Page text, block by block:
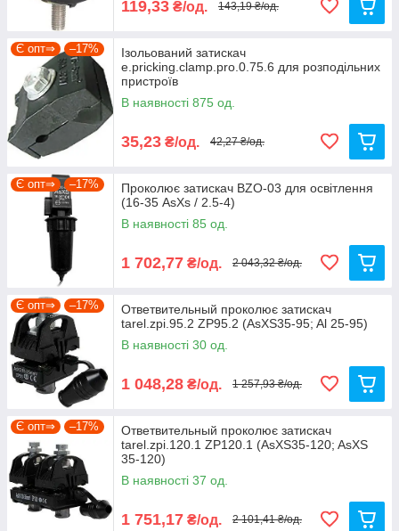
119,33 ₴/од. 143,19 ₴/од.
Є опт⇒ –17%
Ізольований затискач
e.pricking.clamp.pro.0.75.6 для розподільних
пристроїв
В наявності 875 од.
35,23 ₴/од. 42,27 ₴/од.
Є опт⇒ –17%
Проколює затискач BZO-03 для освітлення
(16-35 AsXs / 2.5-4)
В наявності 85 од.
1 702,77 ₴/од. 2 043,32 ₴/од.
Є опт⇒ –17%
Ответвительный проколює затискач
tarel.zpi.95.2 ZP95.2 (AsXS35-95; Al 25-95)
В наявності 30 од.
1 048,28 ₴/од. 1 257,93 ₴/од.
Є опт⇒ –17%
Ответвительный проколює затискач
tarel.zpi.120.1 ZP120.1 (AsXS35-120; AsXS
35-120)
В наявності 37 од.
1 751,17 ₴/од. 2 101,41 ₴/од.